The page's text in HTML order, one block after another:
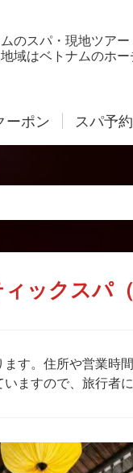
のスパ・現地ツア
域はベトナムのホ
ーポン スパ予約
ックスパ
す。住所や営業
ますので、旅行者